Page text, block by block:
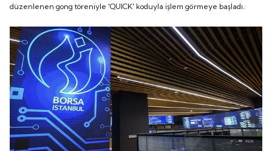
düzenlenen gong töreniyle 'QUICK' koduyla işlem görmeye başladı.